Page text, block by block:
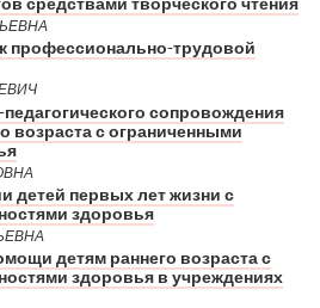
профессионально-трудовой
сопровождения
возраста с ограниченными
детей первых лет жизни с
здоровья
детям раннего возраста с
здоровья в учреждениях